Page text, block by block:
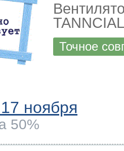
Точное
ноября
50%